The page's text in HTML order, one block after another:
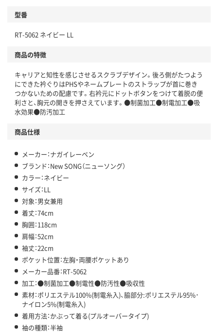
型番
RT-5062 ネイビー LL
商品の特徴
キャリアと知性を感じさせるスクラブデザイン。後ろ側がたつよう
にできた衿ぐりはPHSやネームプレートのストラップが首に巻き
つかないための配慮です。右衿元にドットボタンをつけて着脱の便
利さと、胸元の開きを押さえています。●制菌加工●制電加工●吸
水効果●防汚加工
商品仕様
メーカー：ナガイレーベン
ブランド：New SONG（ニューソング）
カラー：ネイビー
サイズ：LL
対象：男女兼用
着丈：74cm
胸囲：118cm
肩幅：52cm
袖丈：22cm
ポケット位置：左胸・両腰ポケットあり
メーカー品番：RT-5062
加工：●制菌加工●制電性●防汚性●吸収性
素材：ポリエステル100%(制電糸入)、脇部分:ポリエステル95%･
ナイロン5%(制電糸入)
着用方法：かぶって着る(プルオーバータイプ)
袖の種類：半袖